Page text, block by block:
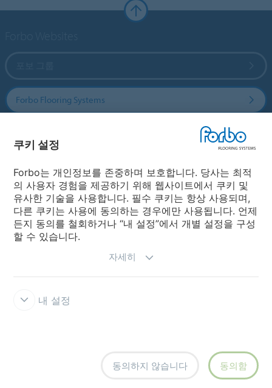
Forbo Flooring Systems
국가
국가 선택
creating better environments
쿠키 설정
Forbo는 개인정보를 존중하며 보호합니다. 당사는 최적
의 사용자 경험을 제공하기 위해 웹사이트에서 쿠키 및
유사한 기술을 사용합니다. 필수 쿠키는 항상 사용되며,
다른 쿠키는 사용에 동의하는 경우에만 사용됩니다. 언제
든지 동의를 철회하거나 “내 설정”에서 개별 설정을 구성
할 수 있습니다.
자세히
내 설정
동의하지 않습니다 동의함